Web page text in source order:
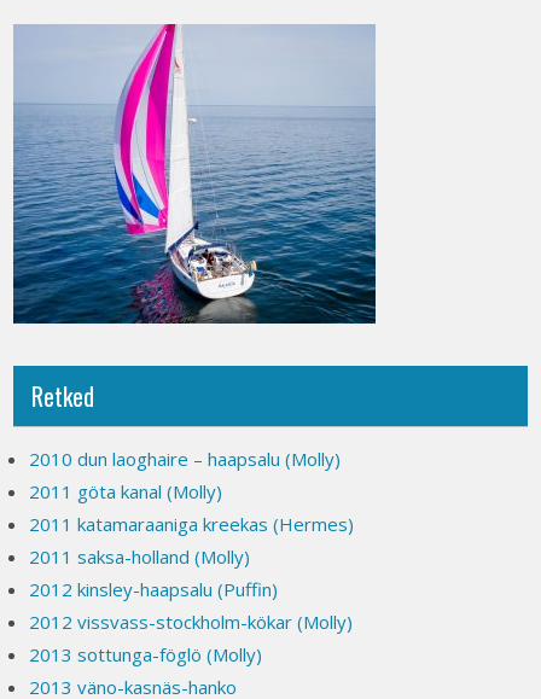
Retked
2010 dun laoghaire – haapsalu (Molly)
2011 göta kanal (Molly)
2011 katamaraaniga kreekas (Hermes)
2011 saksa-holland (Molly)
2012 kinsley-haapsalu (Puffin)
2012 vissvass-stockholm-kökar (Molly)
2013 sottunga-föglö (Molly)
2013 väno-kasnäs-hanko